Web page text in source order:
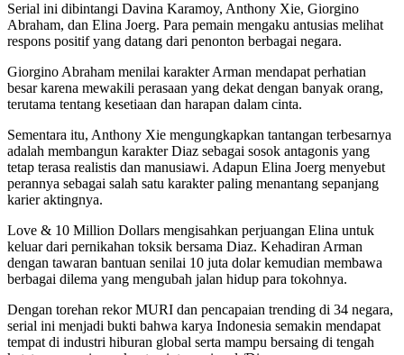
Serial ini dibintangi Davina Karamoy, Anthony Xie, Giorgino
Abraham, dan Elina Joerg. Para pemain mengaku antusias melihat
respons positif yang datang dari penonton berbagai negara.
Giorgino Abraham menilai karakter Arman mendapat perhatian
besar karena mewakili perasaan yang dekat dengan banyak orang,
terutama tentang kesetiaan dan harapan dalam cinta.
Sementara itu, Anthony Xie mengungkapkan tantangan terbesarnya
adalah membangun karakter Diaz sebagai sosok antagonis yang
tetap terasa realistis dan manusiawi. Adapun Elina Joerg menyebut
perannya sebagai salah satu karakter paling menantang sepanjang
karier aktingnya.
Love & 10 Million Dollars mengisahkan perjuangan Elina untuk
keluar dari pernikahan toksik bersama Diaz. Kehadiran Arman
dengan tawaran bantuan senilai 10 juta dolar kemudian membawa
berbagai dilema yang mengubah jalan hidup para tokohnya.
Dengan torehan rekor MURI dan pencapaian trending di 34 negara,
serial ini menjadi bukti bahwa karya Indonesia semakin mendapat
tempat di industri hiburan global serta mampu bersaing di tengah